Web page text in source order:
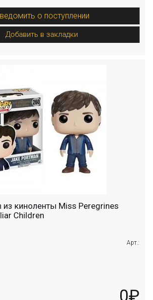
о поступлении
Добавить в закладки
киноленты Miss Peregrines
Children
Арт.:
0₽